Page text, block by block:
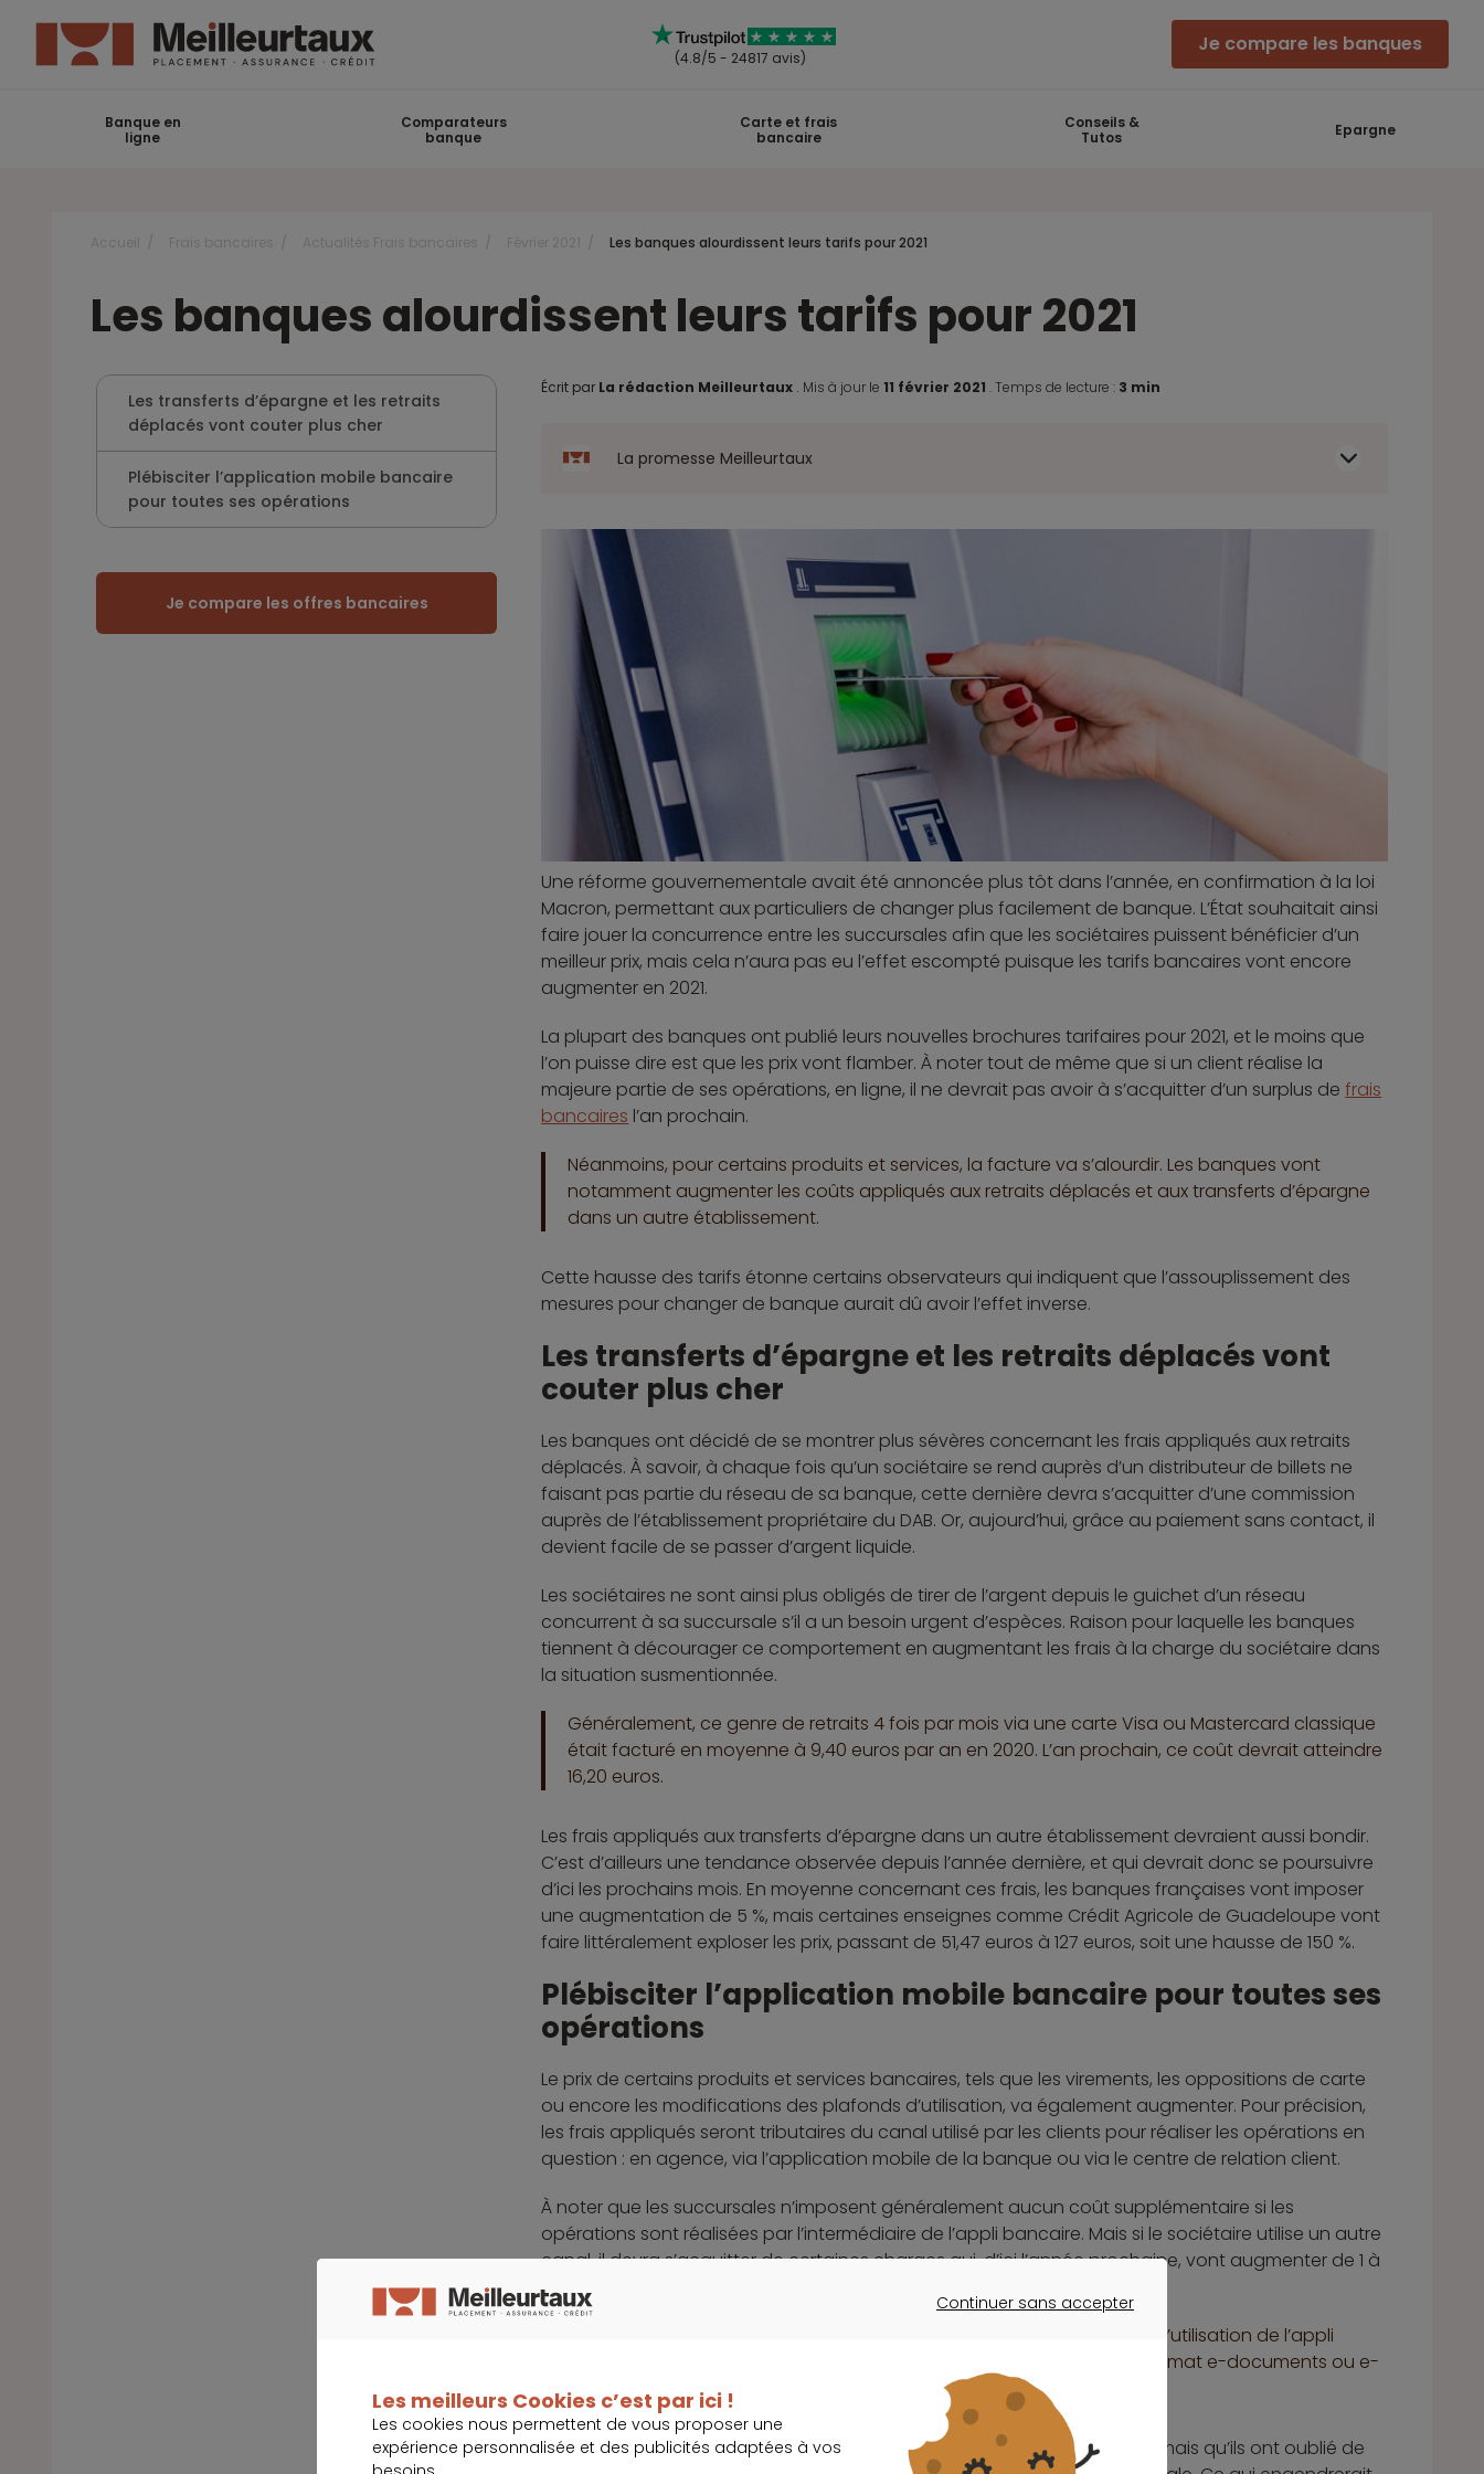
(4.8/5 - 24817 avis)
Je compare les banques
Banque en
ligne
Comparateurs
banque
Carte et frais
bancaire
Conseils &
Tutos
Epargne
Les banques alourdissent leurs tarifs pour 2021
Les banques alourdissent leurs tarifs pour 2021
Les transferts d’épargne et les retraits
déplacés vont couter plus cher
Plébisciter l’application mobile bancaire
pour toutes ses opérations
Je compare les offres bancaires
Écrit par La rédaction Meilleurtaux . Mis à jour le 11 février 2021. Temps de lecture : 3 min
La promesse Meilleurtaux
Une réforme gouvernementale avait été annoncée plus tôt dans l’année, en confirmation à la loi
Macron, permettant aux particuliers de changer plus facilement de banque. L’État souhaitait ainsi
faire jouer la concurrence entre les succursales afin que les sociétaires puissent bénéficier d’un
meilleur prix, mais cela n’aura pas eu l’effet escompté puisque les tarifs bancaires vont encore
augmenter en 2021.
La plupart des banques ont publié leurs nouvelles brochures tarifaires pour 2021, et le moins que
l’on puisse dire est que les prix vont flamber. À noter tout de même que si un client réalise la
majeure partie de ses opérations, en ligne, il ne devrait pas avoir à s’acquitter d’un surplus defrais
bancaires l’an prochain.
Néanmoins, pour certains produits et services, la facture va s’alourdir. Les banques vont
notamment augmenter les coûts appliqués aux retraits déplacés et aux transferts d’épargne
dans un autre établissement.
Cette hausse des tarifs étonne certains observateurs qui indiquent que l’assouplissement des
mesures pour changer de banque aurait dû avoir l’effet inverse.
Les transferts d’épargne et les retraits déplacés vont
couter plus cher
Les banques ont décidé de se montrer plus sévères concernant les frais appliqués aux retraits
déplacés. À savoir, à chaque fois qu’un sociétaire se rend auprès d’un distributeur de billets ne
faisant pas partie du réseau de sa banque, cette dernière devra s’acquitter d’une commission
auprès de l’établissement propriétaire du DAB. Or, aujourd’hui, grâce au paiement sans contact, il
devient facile de se passer d’argent liquide.
Les sociétaires ne sont ainsi plus obligés de tirer de l’argent depuis le guichet d’un réseau
concurrent à sa succursale s’il a un besoin urgent d’espèces. Raison pour laquelle les banques
tiennent à décourager ce comportement en augmentant les frais à la charge du sociétaire dans
la situation susmentionnée.
Généralement, ce genre de retraits 4 fois par mois via une carte Visa ou Mastercard classique
était facturé en moyenne à 9,40 euros par an en 2020. L’an prochain, ce coût devrait atteindre
16,20 euros.
Les frais appliqués aux transferts d’épargne dans un autre établissement devraient aussi bondir.
C’est d’ailleurs une tendance observée depuis l’année dernière, et qui devrait donc se poursuivre
d’ici les prochains mois. En moyenne concernant ces frais, les banques françaises vont imposer
une augmentation de 5 %, mais certaines enseignes comme Crédit Agricole de Guadeloupe vont
faire littéralement exploser les prix, passant de 51,47 euros à 127 euros, soit une hausse de 150 %.
Plébisciter l’application mobile bancaire pour toutes ses
opérations
Le prix de certains produits et services bancaires, tels que les virements, les oppositions de carte
ou encore les modifications des plafonds d’utilisation, va également augmenter. Pour précision,
les frais appliqués seront tributaires du canal utilisé par les clients pour réaliser les opérations en
question : en agence, via l’application mobile de la banque ou via le centre de relation client.
À noter que les succursales n’imposent généralement aucun coût supplémentaire si les
opérations sont réalisées par l’intermédiaire de l’appli bancaire. Mais si le sociétaire utilise un autre
canal, il devra s’acquitter de certaines charges qui, d’ici l’année prochaine, vont augmenter de 1 à
25 %.
C'est pourquoi il est recommandé de plébisciter autant que possible l’utilisation de l’appli
bancaire. Il est également conseillé aux clients de basculer vers un format e-documents ou e-
relevés.
En effet, si leur banque souhaite leur faire parvenir un courrier physique, mais qu’ils ont oublié de
Continuer sans accepter
Les meilleurs Cookies c’est par ici !
Les cookies nous permettent de vous proposer une
expérience personnalisée et des publicités adaptées à vos